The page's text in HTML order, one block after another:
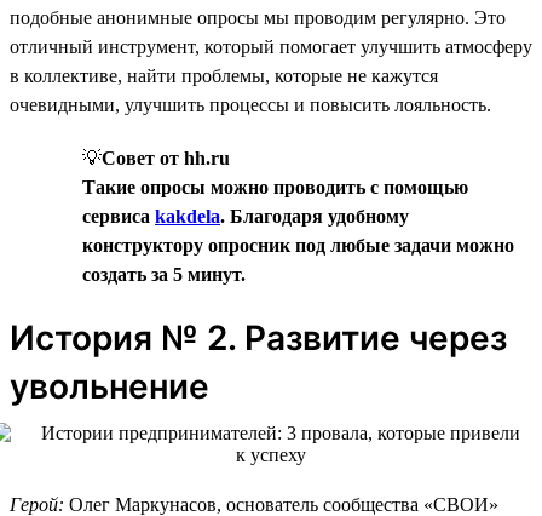
подобные анонимные опросы мы проводим регулярно. Это
отличный инструмент, который помогает улучшить атмосферу
в коллективе, найти проблемы, которые не кажутся
очевидными, улучшить процессы и повысить лояльность.
💡Совет от hh.ru
Такие опросы можно проводить с помощью
сервиса kakdela. Благодаря удобному
конструктору опросник под любые задачи можно
создать за 5 минут.
История № 2. Развитие через
увольнение
Герой: Олег Маркунасов, основатель сообщества «СВОИ»